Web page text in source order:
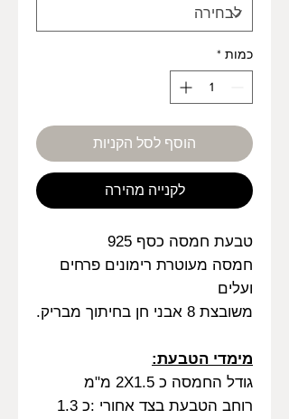
כמות *
הוסף לסל הקניות
לקנייה מהירה
טבעת חמסה כסף 925
חמסה מעוטרת רימונים פרחים
ועלים
משובצת 8 אבני חן בחיתוך מבריק.
מימדי הטבעת:
גודל החמסה כ 2X1.5 מ"מ
רוחב הטבעת בצד אחורי :כ 1.3